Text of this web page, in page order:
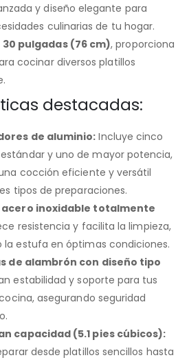
y diseño elegante para
culinarias de tu hogar.
30 pulgadas (76 cm), proporciona
cocinar diversos platillos
destacadas:
de aluminio: Incluye cinco
y uno de mayor potencia,
cocción eficiente y versátil
tipos de preparaciones.
inoxidable totalmente
resistencia y facilita la limpieza,
estufa en óptimas condiciones.
de alambrón con diseño tipo
estabilidad y soporte para tus
asegurando seguridad
capacidad (5.1 pies cúbicos):
desde platillos sencillos hasta